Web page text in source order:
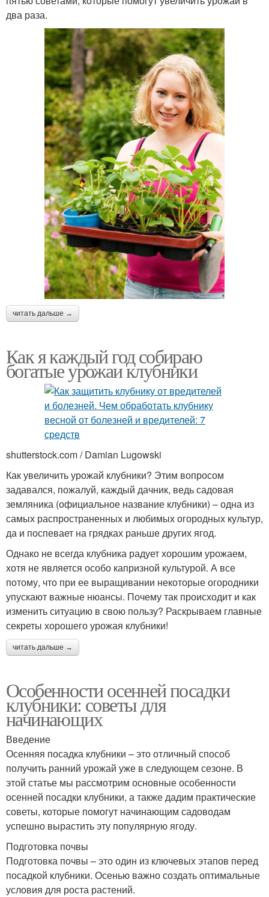
два раза.
читать дальше →
Как я каждый год собираю
богатые урожаи клубники
shutterstock.com / Damian Lugowski
Как увеличить урожай клубники? Этим вопросом
задавался, пожалуй, каждый дачник, ведь садовая
земляника (официальное название клубники) – одна из
самых распространенных и любимых огородных культур,
да и поспевает на грядках раньше других ягод.
Однако не всегда клубника радует хорошим урожаем,
хотя не является особо капризной культурой. А все
потому, что при ее выращивании некоторые огородники
упускают важные нюансы. Почему так происходит и как
изменить ситуацию в свою пользу? Раскрываем главные
секреты хорошего урожая клубники!
читать дальше →
Особенности осенней посадки
клубники: советы для
начинающих
Введение
Осенняя посадка клубники – это отличный способ
получить ранний урожай уже в следующем сезоне. В
этой статье мы рассмотрим основные особенности
осенней посадки клубники, а также дадим практические
советы, которые помогут начинающим садоводам
успешно вырастить эту популярную ягоду.
Подготовка почвы
Подготовка почвы – это один из ключевых этапов перед
посадкой клубники. Осенью важно создать оптимальные
условия для роста растений.